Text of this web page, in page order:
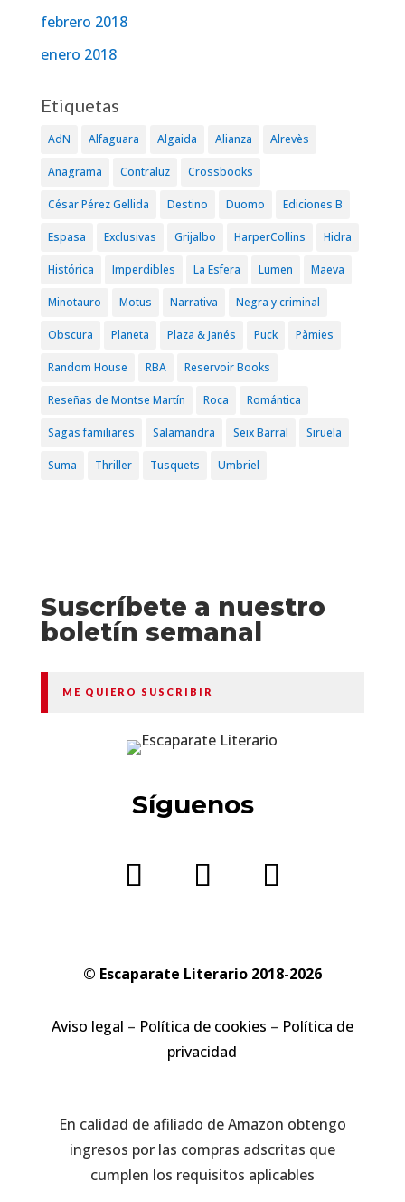
febrero 2018
enero 2018
Etiquetas
AdN Alfaguara Algaida Alianza Alrevès
Anagrama Contraluz Crossbooks
César Pérez Gellida Destino Duomo Ediciones B
Espasa Exclusivas Grijalbo HarperCollins Hidra
Histórica Imperdibles La Esfera Lumen Maeva
Minotauro Motus Narrativa Negra y criminal
Obscura Planeta Plaza & Janés Puck Pàmies
Random House RBA Reservoir Books
Reseñas de Montse Martín Roca Romántica
Sagas familiares Salamandra Seix Barral Siruela
Suma Thriller Tusquets Umbriel
Suscríbete a nuestro
boletín semanal
ME QUIERO SUSCRIBIR
Síguenos
© Escaparate Literario 2018-2026
Aviso legal – Política de cookies – Política de
privacidad
En calidad de afiliado de Amazon obtengo
ingresos por las compras adscritas que
cumplen los requisitos aplicables